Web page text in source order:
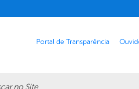
Portal de Transparência